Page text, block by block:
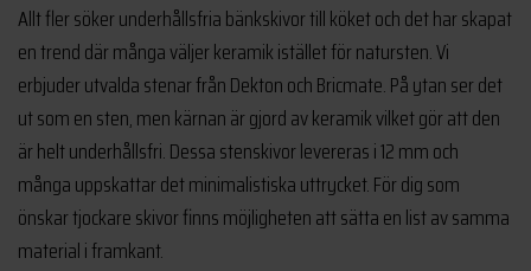
Allt fler söker underhållsfria bänkskivor till köket och det har skapat
en trend där många väljer keramik istället för natursten. Vi
erbjuder utvalda stenar från Dekton och Bricmate. På ytan ser det
ut som en sten, men kärnan är gjord av keramik vilket gör att den
är helt underhållsfri. Dessa stenskivor levereras i 12 mm och
många uppskattar det minimalistiska uttrycket. För dig som
önskar tjockare skivor finns möjligheten att sätta en list av samma
material i framkant.